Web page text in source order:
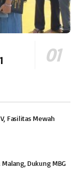
Fasilitas Mewah
Dukung MBG